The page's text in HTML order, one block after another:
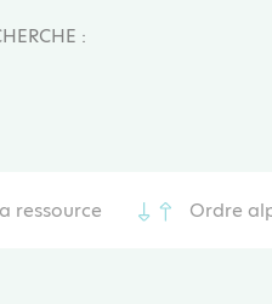
:
ressource Ordre